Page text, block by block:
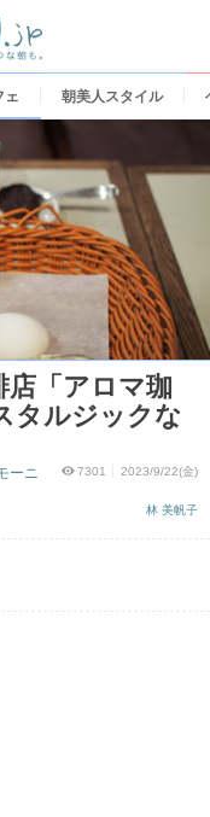
ェ 朝美人スタイル
店「アロマ珈
タルジックな
7301 2023/9/22(金)
林 美帆子
ーニ